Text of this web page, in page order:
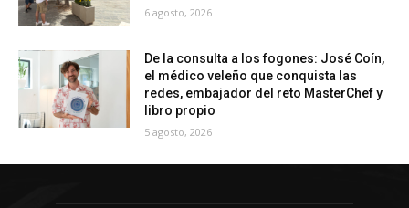
6 agosto, 2026
De la consulta a los fogones: José Coín,
el médico veleño que conquista las
redes, embajador del reto MasterChef y
libro propio
5 agosto, 2026